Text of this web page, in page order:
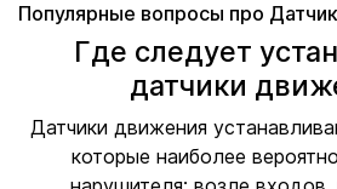
Популярные вопросы про
Где следует
датчики
Датчики движения
которые наиболее